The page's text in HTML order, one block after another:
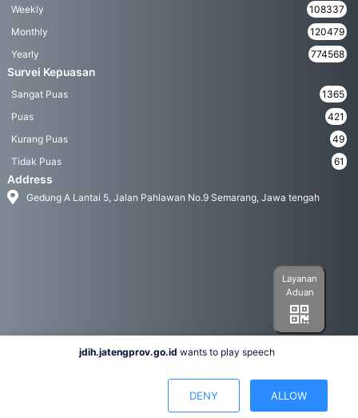
Weekly
108337
Monthly
120479
Yearly
774568
Survei Kepuasan
Sangat Puas
1365
Puas
421
Kurang Puas
49
Tidak Puas
61
Address
Gedung A Lantai 5, Jalan Pahlawan No.9 Semarang, Jawa tengah
Layanan
Aduan
Hak Cipta 2022© Biro Hukum Pemerintah Provinsi Jawa Tengah
jdih.jatengprov.go.id wants to play speech
DENY ALLOW